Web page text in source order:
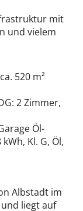
mit
und vielem
520 m²
2 Zimmer,
Öl-
Kl. G, Öl,
Albstadt im
liegt auf